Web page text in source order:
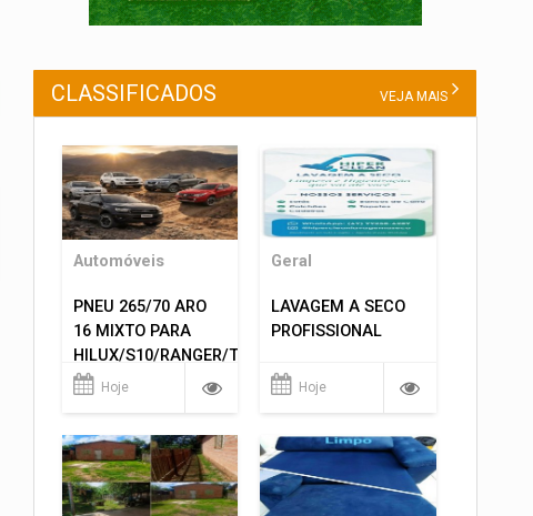
CLASSIFICADOS VEJA MAIS
Automóveis
PNEU 265/70 ARO
16 MIXTO PARA
HILUX/S10/RANGER/TRITON
ETC... MONTAGEM
Hoje
Geral
LAVAGEM A SECO
PROFISSIONAL
Hoje